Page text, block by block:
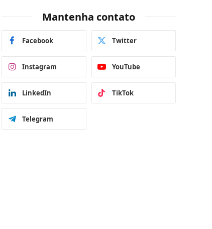
Mantenha contato
Facebook Twitter
Instagram YouTube
LinkedIn TikTok
Telegram